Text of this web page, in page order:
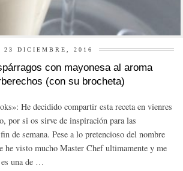
23 DICIEMBRE, 2016
con mayonesa al aroma
(con su brocheta)
He decidido compartir esta receta en vienres
por si os sirve de inspiración para las
de semana. Pese a lo pretencioso del nombre
he visto mucho Master Chef ultimamente y me
una de …